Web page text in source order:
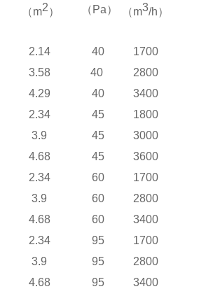
（m2）
（Pa）
（m3/h）
2.14 40
1700
3.58 40
2800
4.29 40 3400
2.34 45
1800
3.9 45
3000
4.68 45 3600
2.34 60
1700
3.9 60
2800
4.68 60 3400
2.34 95
1700
3.9 95
2800
4.68 95 3400